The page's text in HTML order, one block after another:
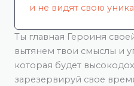
и не видят свою
Ты главная Героиня
вытянем твои смыслы и
которая будет
зарезервируй свое